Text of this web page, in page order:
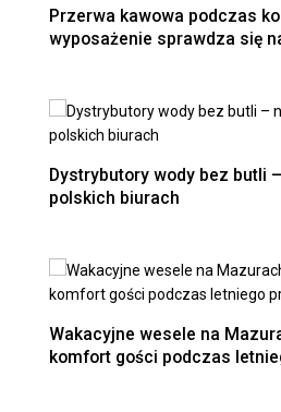
Przerwa kawowa podczas
wyposażenie sprawdza się
Dystrybutory wody bez butli
polskich biurach
Wakacyjne wesele na
komfort gości podczas